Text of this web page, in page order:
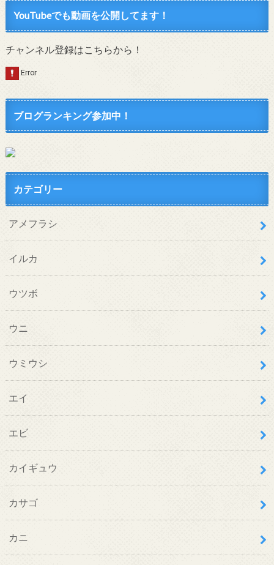
YouTubeでも動画を公開してます！
チャンネル登録はこちらから！
ブログランキング参加中！
カテゴリー
アメフラシ
イルカ
ウツボ
ウニ
ウミウシ
エイ
エビ
カイギュウ
カサゴ
カニ